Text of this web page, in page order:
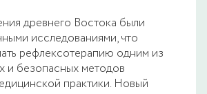
древнего Востока были
исследованиями, что
рефлексотерапию одним из
и безопасных методов
практики. Новый